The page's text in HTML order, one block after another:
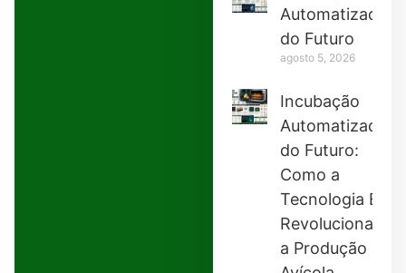
Automatizada
do Futuro
agosto 5, 2026
Incubação
Automatizada
do Futuro:
Como a
Tecnologia Está
Revolucionando
a Produção